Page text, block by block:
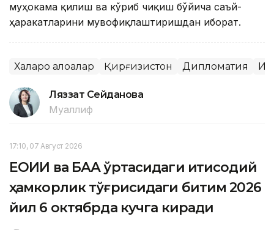
муҳокама қилиш ва кўриб чиқиш бўйича саъй-
ҳаракатларини мувофиқлаштиришдан иборат.
Халқаро алоқалар Қирғизистон Дипломатия
Ляззат Сейданова
Муаллиф
17:10, 07 Август 2026
ЕОИИ ва БАА ўртасидаги иқтисодий
ҳамкорлик тўғрисидаги битим 2026
йил 6 октябрда кучга киради